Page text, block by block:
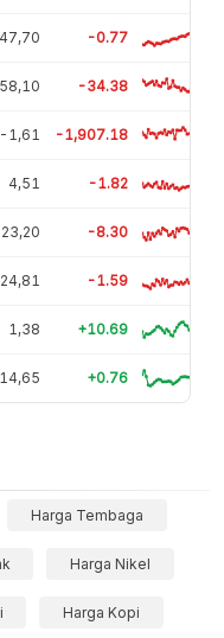
-0.77
-34.38
-1,61 -1,907.18
4,51 -1.82
23,20 -8.30
24,81 -1.59
1,38 +10.69
+0.76
Harga Tembaga
Harga Nikel
Harga Kopi